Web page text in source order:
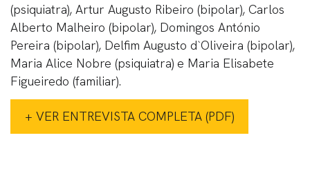
(psiquiatra), Artur Augusto Ribeiro (bipolar), Carlos
Alberto Malheiro (bipolar), Domingos António
Pereira (bipolar), Delfim Augusto d`Oliveira (bipolar),
Maria Alice Nobre (psiquiatra) e Maria Elisabete
Figueiredo (familiar).
+ VER ENTREVISTA COMPLETA (PDF)